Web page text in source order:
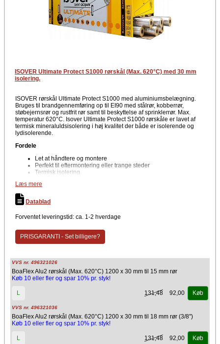
ISOVER Ultimate Protect S1000 rørskål (Max. 620°C) med 30 mm
isolering.
ISOVER rørskål Ultimate Protect S1000 med aluminiumsbelægning.
Bruges til brandgennemføring op til EI90 med stålrør, kobberrør,
støbejernsrør og rustfrit rør samt til beskyttelse af sprinklerrør. Max.
temperatur 620°C. Isover Ultimate Protect S1000 rørskåle er lavet af
termisk mineraluldsisolering i høj kvalitet der både er isolerende og
lydisolerende.
Fordele
Let at håndtere og montere
Perfekt til eftermontering eller trange steder
Termisk isolering
Brandhæmmende (A2L-s1, d0)
Meget formfast
Lydisolerende
Alufacing er en effektiv vanddampbarriere (når den er helt
samlet/tapet)
Tekniske data
Max. temperatur 620°C
Densitet kg/m3 62-80
Smeltepunkt ≥ 1000 °C
Beskrivelse
Isover Ultimate Protection S1000 rørisolering med
aluminiumsbeklædning. Denne forhindrer vanddamp i at migrere ned i
isoleringen samt forebygges mugvækst og isoleringesevnen bevares. I
udviklingen af rørskålen, er der taget udgangspunkt i stenuldens
smeltepunkt men også med fokus på glasuldens vægtfleksibilitet. Det
er en effektiv løsning til isolering af HVAC-rør som både kan forbedre
energieffektiviteten, brandsikkerheden og støjniveauet samt er den
meget nem at montere.
Læs mere
Datablad
Forventet leveringstid: ca. 1-2 hverdage
PRISGARANTI - Set billigere?
VVS nr. 496321026
BoaFlex Alu2 rørskål (Max. 620°C) 1200 x 30 mm til 15 mm rør
Køb 10 eller fler og spar 10% pr. styk!
L 131,48 92,00 Køb
VVS nr. 496321036
BoaFlex Alu2 rørskål (Max. 620°C) 1200 x 30 mm til 18 mm rør (3/8")
Køb 10 eller fler og spar 10% pr. styk!
L 131,48 92,00 Køb